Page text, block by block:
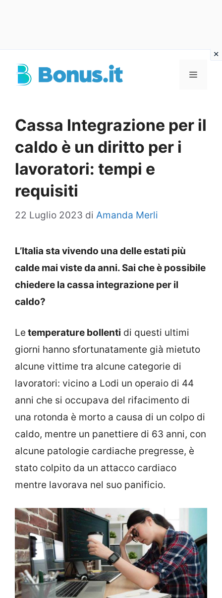
Menu
Cassa Integrazione per il
caldo è un diritto per i
lavoratori: tempi e
requisiti
22 Luglio 2023 di Amanda Merli
L’Italia sta vivendo una delle estati più
calde mai viste da anni. Sai che è possibile
chiedere la cassa integrazione per il
caldo?
Le temperature bollenti di questi ultimi
giorni hanno sfortunatamente già mietuto
alcune vittime tra alcune categorie di
lavoratori: vicino a Lodi un operaio di 44
anni che si occupava del rifacimento di
una rotonda è morto a causa di un colpo di
caldo, mentre un panettiere di 63 anni, con
alcune patologie cardiache pregresse, è
stato colpito da un attacco cardiaco
mentre lavorava nel suo panificio.